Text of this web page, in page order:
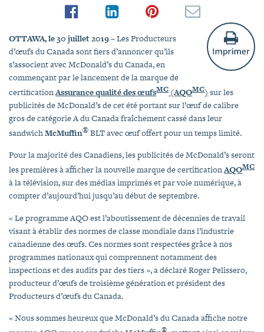
OTTAWA, le 30 juillet 2019– Les Producteurs
d’œufs du Canada sont fiers d’annoncer qu’ils
s’associent avec McDonald’s du Canada, en
commençant par le lancement de la marque de
certificationAssurance qualité des œufsMC(AQOMC) sur les
publicités de McDonald’s de cet été portant sur l’œuf de calibre
gros de catégorie A du Canada fraîchement cassé dans leur
sandwichMcMuffin®BLT avec œuf offert pour un temps limité.
Pour la majorité des Canadiens, les publicités de McDonald’s seront
les premières à afficher la nouvelle marque de certificationAQOMC
à la télévision, sur des médias imprimés et par voie numérique, à
compter d’aujourd’hui jusqu’au début de septembre.
« Le programme AQO est l’aboutissement de décennies de travail
visant à établir des normes de classe mondiale dans l’industrie
canadienne des œufs. Ces normes sont respectées grâce à nos
programmes nationaux qui comprennent notamment des
inspections et des audits par des tiers », a déclaré Roger Pelissero,
producteur d’œufs de troisième génération et président des
Producteurs d’œufs du Canada.
« Nous sommes heureux que McDonald’s du Canada affiche notre
®